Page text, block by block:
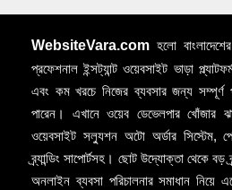
WebsiteVara.com হলো
প্রফেশনাল ইন্সট্যান্ট ওয়েবসাইট ভাড়া
এবং কম খরচে নিজের ব্যবসার জন্য সম্পূর্ণ
পারেন। এখানে ওয়েব ডেভেলপার খোঁজার
ওয়েবসাইট সল্যুশন অটো অর্ডার সিস্টেম,
ব্র্যান্ডিং সাপোর্টসহ। ছোট উদ্যোক্তা থেকে
অনলাইন ব্যবসা পরিচালনার সমাধান